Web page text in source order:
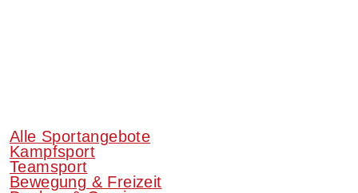
Alle Sportangebote
Kampfsport
Teamsport
Bewegung & Freizeit